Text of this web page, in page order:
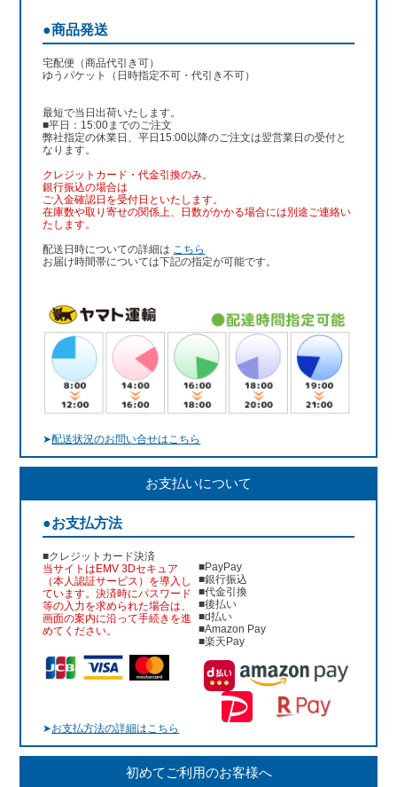
●商品発送
宅配便（商品代引き可）
ゆうパケット（日時指定不可・代引き不可）
最短で当日出荷いたします。
■平日：15:00までのご注文
弊社指定の休業日、平日15:00以降のご注文は翌営業日の受付と
なります。
クレジットカード・代金引換のみ。
銀行振込の場合は
ご入金確認日を受付日といたします。
在庫数や取り寄せの関係上、日数がかかる場合には別途ご連絡い
たします。
配送日時についての詳細は こちら
お届け時間帯については下記の指定が可能です。
➤配送状況のお問い合せはこちら
お支払いについて
●お支払方法
■クレジットカード決済
当サイトはEMV 3Dセキュア
（本人認証サービス）を導入し
ています。決済時にパスワード
等の入力を求められた場合は、
画面の案内に沿って手続きを進
めてください。
■PayPay
■銀行振込
■代金引換
■後払い
■d払い
■Amazon Pay
■楽天Pay
➤お支払方法の詳細はこちら
初めてご利用のお客様へ